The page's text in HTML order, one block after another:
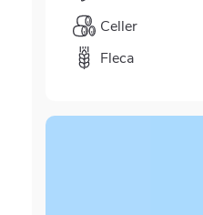
Celler
Fleca